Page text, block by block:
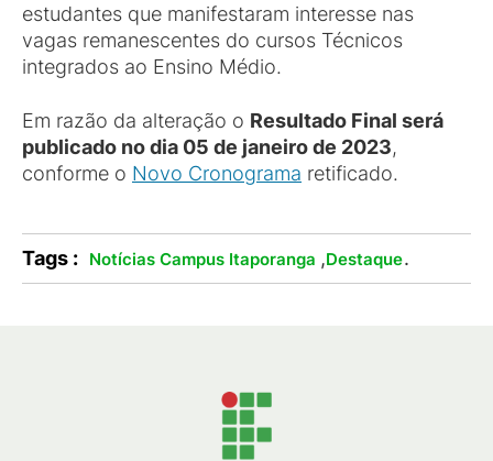
estudantes que manifestaram interesse nas
vagas remanescentes do cursos Técnicos
integrados ao Ensino Médio.
Em razão da alteração o Resultado Final será
publicado no dia 05 de janeiro de 2023,
conforme o Novo Cronograma retificado.
Tags : Notícias Campus Itaporanga ,Destaque.